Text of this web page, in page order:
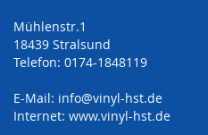
Mühlenstr.1
18439 Stralsund
Telefon: 0174-1848119
E-Mail: info@vinyl-hst.de
Internet: www.vinyl-hst.de